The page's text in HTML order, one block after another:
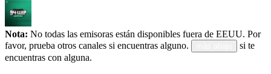
Nota: No todas las emisoras están disponibles fuera de EEUU. Por
favor, prueba otros canales si encuentras alguno.
si te
encuentras con alguna.